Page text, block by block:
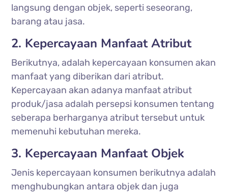
langsung dengan objek, seperti seseorang,
barang atau jasa.
2. Kepercayaan Manfaat Atribut
Berikutnya, adalah kepercayaan konsumen akan
manfaat yang diberikan dari atribut.
Kepercayaan akan adanya manfaat atribut
produk/jasa adalah persepsi konsumen tentang
seberapa berharganya atribut tersebut untuk
memenuhi kebutuhan mereka.
3. Kepercayaan Manfaat Objek
Jenis kepercayaan konsumen berikutnya adalah
menghubungkan antara objek dan juga